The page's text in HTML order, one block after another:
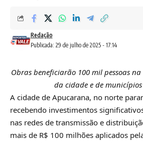
Publicada: 29 de julho de 2025 - 17:14
Redação
Obras beneficiarão 100 mil pessoas
da cidade e de
A cidade de Apucarana, no norte
recebendo investimentos
nas redes de transmissão e
mais de R$ 100 milhões aplicados